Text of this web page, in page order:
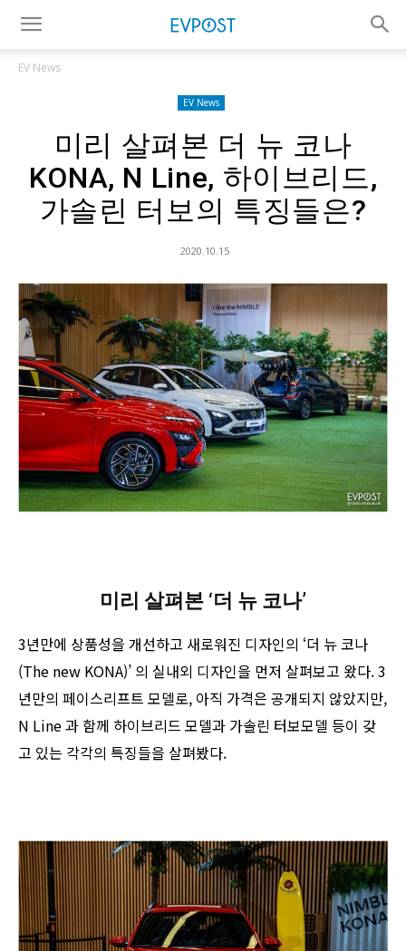
EV News
EV News
미리 살펴본 더 뉴 코나
KONA, N Line, 하이브리드,
가솔린 터보의 특징들은?
2020.10.15
미리 살펴본 ‘더 뉴 코나’
3년만에 상품성을 개선하고 새로워진 디자인의 ‘더 뉴 코나
(The new KONA)’ 의 실내외 디자인을 먼저 살펴보고 왔다. 3
년만의 페이스리프트 모델로, 아직 가격은 공개되지 않았지만,
N Line 과 함께 하이브리드 모델과 가솔린 터보모델 등이 갖
고 있는 각각의 특징들을 살펴봤다.